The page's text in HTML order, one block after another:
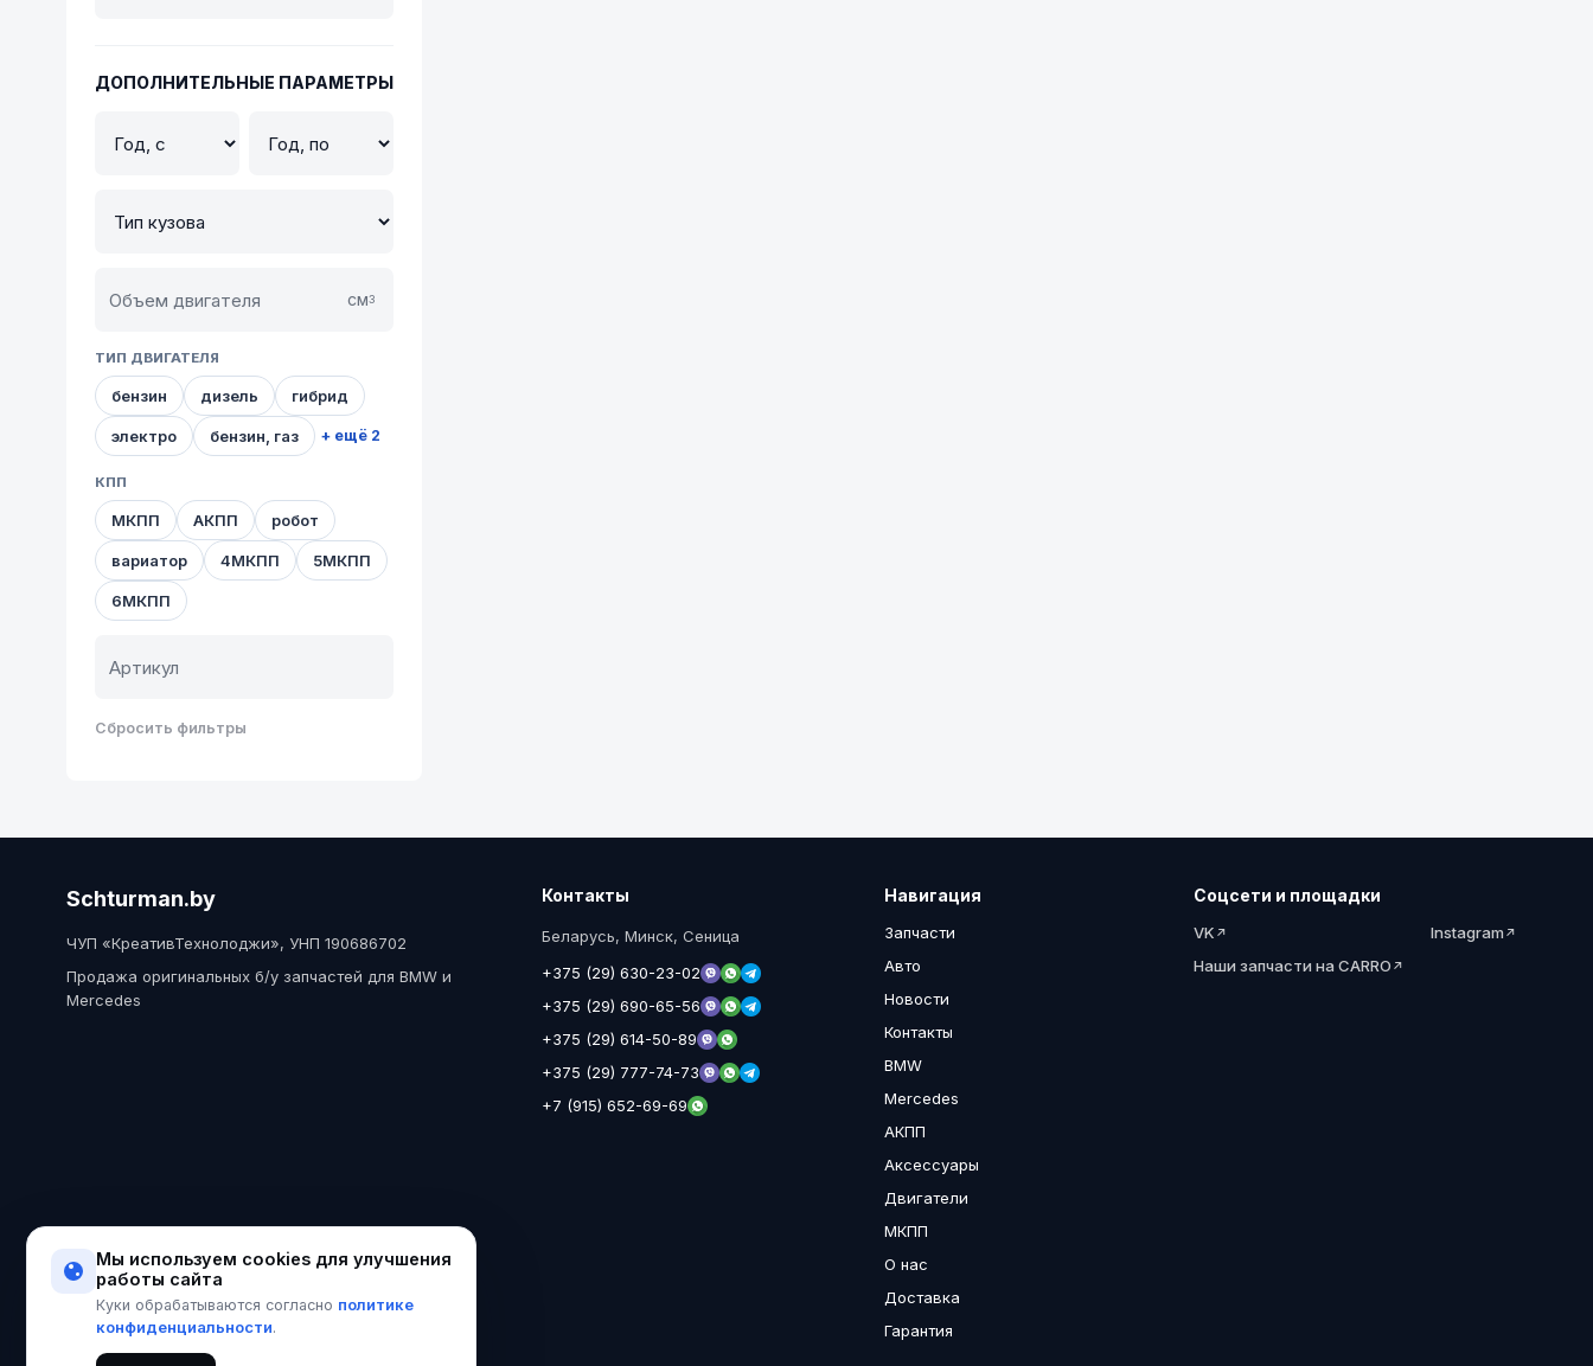
ДОПОЛНИТЕЛЬНЫЕ ПАРАМЕТРЫ
см3
ТИП ДВИГАТЕЛЯ
бензин дизель гибрид
электро бензин, газ + ещё 2
КПП
МКПП АКПП робот
вариатор 4МКПП 5МКПП
6МКПП
Сбросить фильтры
Schturman.by
ЧУП «КреативТехнолоджи», УНП 190686702
Продажа оригинальных б/у запчастей для BMW и
Mercedes
Контакты
Беларусь, Минск, Сеница
+375 (29) 630-23-02
+375 (29) 690-65-56
+375 (29) 614-50-89
+375 (29) 777-74-73
+7 (915) 652-69-69
Навигация
Запчасти
Авто
Новости
Контакты
BMW
Mercedes
АКПП
Аксессуары
Двигатели
МКПП
О нас
Доставка
Гарантия
Соцсети и площадки
VK
Instagram
Наши запчасти на CARRO
Мы используем cookies для улучшения
работы сайта
Куки обрабатываются согласно политике
конфиденциальности.